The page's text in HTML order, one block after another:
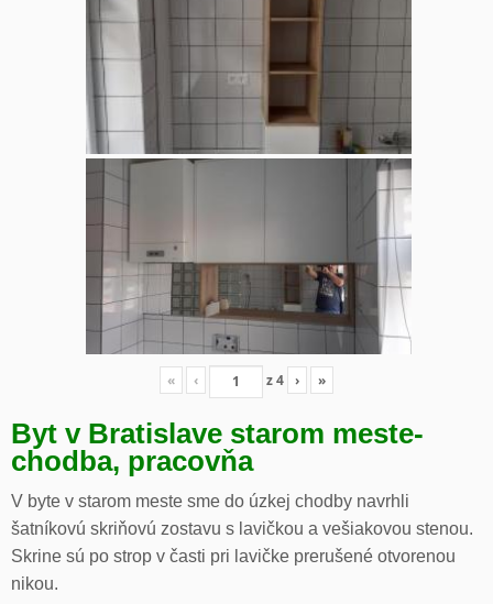
« ‹ z4 › »
Byt v Bratislave starom meste-
chodba, pracovňa
V byte v starom meste sme do úzkej chodby navrhli
šatníkovú skriňovú zostavu s lavičkou a vešiakovou stenou.
Skrine sú po strop v časti pri lavičke prerušené otvorenou
nikou.